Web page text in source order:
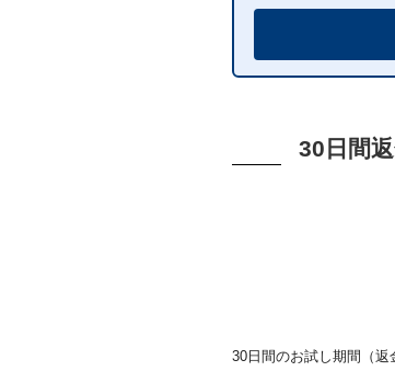
30日間
30日間のお試し期間（